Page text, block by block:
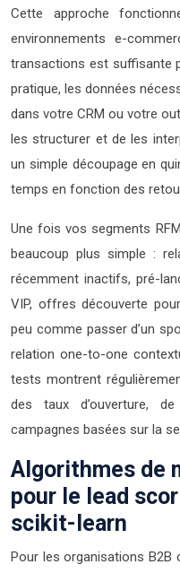
Cette approche
environnements e-
transactions est suffisante
pratique, les données
dans votre CRM ou votre
les structurer et de les
un simple découpage en
temps en fonction des
Une fois vos segments
beaucoup plus simple :
récemment inactifs, pré-
VIP, offres découverte
peu comme passer d’un
relation one-to-one
tests montrent
des taux d’ouverture,
campagnes basées sur la
Algorithmes de
pour le lead
scikit-learn
Pour les organisations B2B